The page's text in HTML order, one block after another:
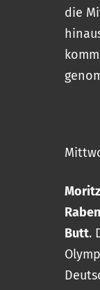
die
Butt.